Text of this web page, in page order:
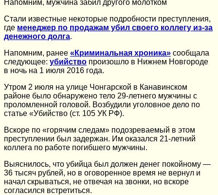
Напомним, мужчина забил другого молотком
Стали известные некоторые подробности преступления,
где менеджер по продажам убил своего коллегу из-за
денежного долга.
Напомним, ранее «Криминальная хроника» сообщала
следующее: убийство произошло в Нижнем Новгороде
в ночь на 1 июля 2016 года.
Утром 2 июля на улице Чонгарской в Канавинском
районе было обнаружено тело 29-летнего мужчины с
проломленной головой. Возбудили уголовное дело по
статье «Убийство (ст. 105 УК РФ).
Вскоре по «горячим следам» подозреваемый в этом
преступлении был задержан. Им оказался 21-летний
коллега по работе погибшего мужчины.
Выяснилось, что убийца был должен денег покойному —
36 тысяч рублей, но в оговоренное время не вернул и
начал скрываться, не отвечая на звонки, но вскоре
согласился встретиться.